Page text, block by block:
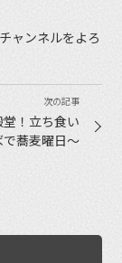
ャンネルをよろ
！立ち食い
蕎麦曜日〜